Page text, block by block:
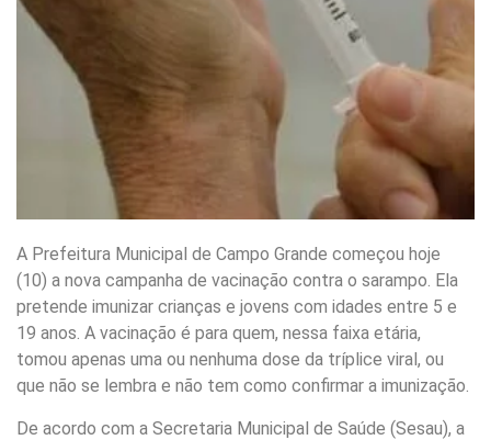
A Prefeitura Municipal de Campo Grande começou hoje
(10) a nova campanha de vacinação contra o sarampo. Ela
pretende imunizar crianças e jovens com idades entre 5 e
19 anos. A vacinação é para quem, nessa faixa etária,
tomou apenas uma ou nenhuma dose da tríplice viral, ou
que não se lembra e não tem como confirmar a imunização.
De acordo com a Secretaria Municipal de Saúde (Sesau), a